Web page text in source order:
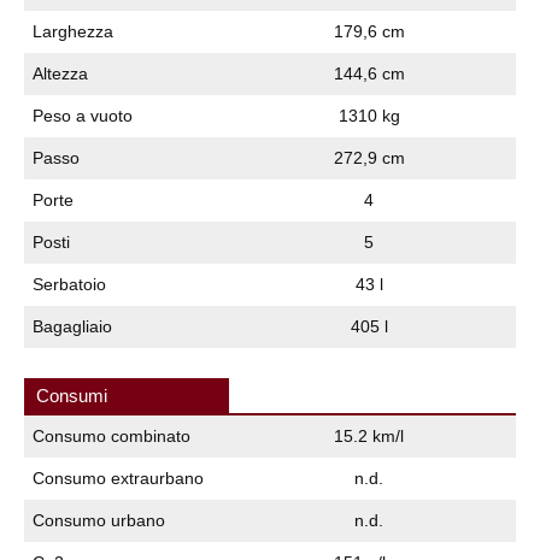
Larghezza 179,6 cm
Altezza 144,6 cm
Peso a vuoto 1310 kg
Passo 272,9 cm
Porte 4
Posti 5
Serbatoio 43 l
Bagagliaio 405 l
Consumi
Consumo combinato 15.2 km/l
Consumo extraurbano n.d.
Consumo urbano n.d.